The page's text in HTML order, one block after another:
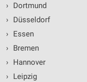
›
Dortmund
›
Düsseldorf
›
Essen
›
Bremen
›
Hannover
›
Leipzig